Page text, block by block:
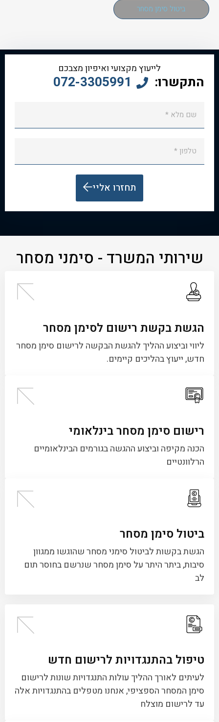
ביטול סימן מסחר
לייעוץ מקצועי ואיפיון מצבכם
התקשרו: 072-3305991
תחזרו אליי
Alternative:
שירותי המשרד - סימני מסחר
הגשת בקשת רישום לסימן מסחר
ליווי וביצוע ההליך להגשת הבקשה לרישום סימן מסחר
חדש, ייעוץ בהליכים קיימים.
רישום סימן מסחר בינלאומי
הכנה מקיפה וביצוע ההגשה בגורמים הבינלאומיים
הרלוונטיים
ביטול סימן מסחר
הגשת בקשות לביטול סימני מסחר שהוגשו ממגוון
סיבות, ביתר היתר על סימן מסחר שנרשם בחוסר תום
לב
טיפול בהתנגדויות לרישום חדש
לעיתים לאורך ההליך עולות התנגדויות שונות לרישום
סימן המסחר הספציפי, אנחנו מטפלים בהתנגדויות אלה
עד לרישום מוצלח